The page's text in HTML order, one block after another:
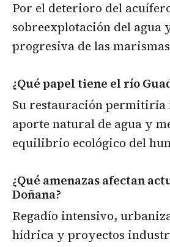
Por el deterioro del
sobreexplotación del agua
progresiva de las
¿Qué papel tiene el río
Su restauración permitiría
aporte natural de agua y
equilibrio ecológico del
¿Qué amenazas afectan
Doñana?
Regadío intensivo,
hídrica y proyectos